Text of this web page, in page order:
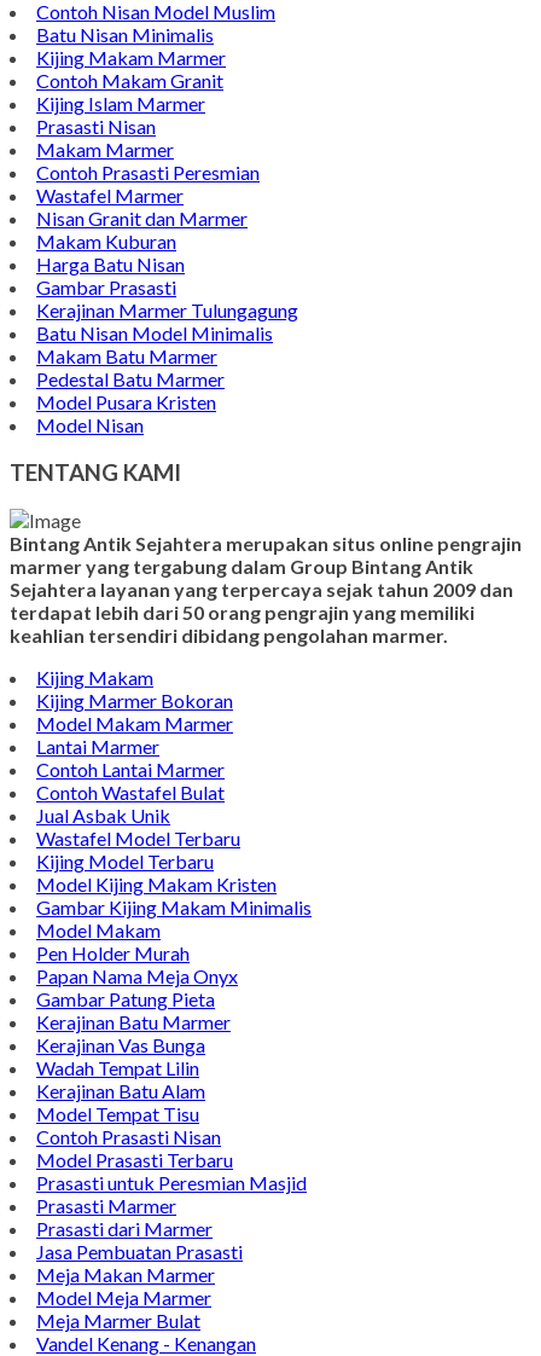
Contoh Nisan Model Muslim
Batu Nisan Minimalis
Kijing Makam Marmer
Contoh Makam Granit
Kijing Islam Marmer
Prasasti Nisan
Makam Marmer
Contoh Prasasti Peresmian
Wastafel Marmer
Nisan Granit dan Marmer
Makam Kuburan
Harga Batu Nisan
Gambar Prasasti
Kerajinan Marmer Tulungagung
Batu Nisan Model Minimalis
Makam Batu Marmer
Pedestal Batu Marmer
Model Pusara Kristen
Model Nisan
TENTANG KAMI
Bintang Antik Sejahtera merupakan situs online pengrajin
marmer yang tergabung dalam Group Bintang Antik
Sejahtera layanan yang terpercaya sejak tahun 2009 dan
terdapat lebih dari 50 orang pengrajin yang memiliki
keahlian tersendiri dibidang pengolahan marmer.
Kijing Makam
Kijing Marmer Bokoran
Model Makam Marmer
Lantai Marmer
Contoh Lantai Marmer
Contoh Wastafel Bulat
Jual Asbak Unik
Wastafel Model Terbaru
Kijing Model Terbaru
Model Kijing Makam Kristen
Gambar Kijing Makam Minimalis
Model Makam
Pen Holder Murah
Papan Nama Meja Onyx
Gambar Patung Pieta
Kerajinan Batu Marmer
Kerajinan Vas Bunga
Wadah Tempat Lilin
Kerajinan Batu Alam
Model Tempat Tisu
Contoh Prasasti Nisan
Model Prasasti Terbaru
Prasasti untuk Peresmian Masjid
Prasasti Marmer
Prasasti dari Marmer
Jasa Pembuatan Prasasti
Meja Makan Marmer
Model Meja Marmer
Meja Marmer Bulat
Vandel Kenang - Kenangan